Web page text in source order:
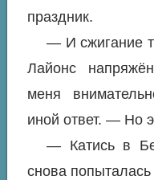
праздник.
— И сжигание
Лайонс
меня
иной ответ. — Но
— Катись в
снова